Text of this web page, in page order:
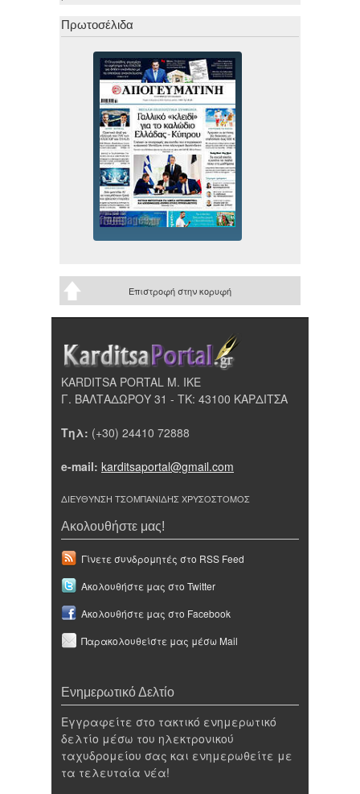
Πρωτοσέλιδα
Επιστροφή στην κορυφή
KARDITSA PORTAL Μ. ΙΚΕ
Γ. ΒΑΛΤΑΔΩΡΟΥ 31 - ΤΚ: 43100 ΚΑΡΔΙΤΣΑ
Τηλ: (+30) 24410 72888
e-mail: karditsaportal@gmail.com
ΔΙΕΥΘΥΝΣΗ ΤΣΟΜΠΑΝΙΔΗΣ ΧΡΥΣΟΣΤΟΜΟΣ
Ακολουθήστε μας!
Γίνετε συνδρομητές στο RSS Feed
Ακολουθήστε μας στο Twitter
Ακολουθήστε μας στο Facebook
Παρακολουθείστε μας μέσω Mail
Ενημερωτικό Δελτίο
Εγγραφείτε στο τακτικό ενημερωτικό
δελτίο μέσω του ηλεκτρονικού
ταχυδρομείου σας και ενημερωθείτε με
τα τελευταία νέα!